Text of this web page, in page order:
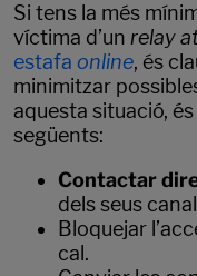
Si tens la més
víctima d’un relay
estafa online, és
minimitzar
aquesta situació,
següents:
Contactar
dels seus
Bloquejar
cal.